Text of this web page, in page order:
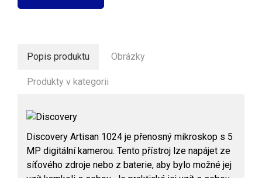
Popis produktu Obrázky
Produkty v kategorii
Discovery Artisan 1024 je přenosný mikroskop s 5
MP digitální kamerou. Tento přístroj lze napájet ze
síťového zdroje nebo z baterie, aby bylo možné jej